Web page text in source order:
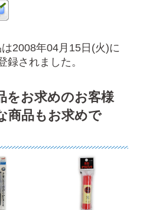
2008年04月15日(火)に
録されました。
をお求めのお客様
商品もお求めで